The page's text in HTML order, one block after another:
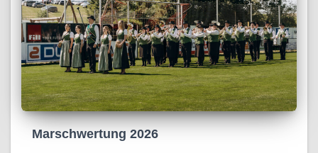
Marschwertung 2026